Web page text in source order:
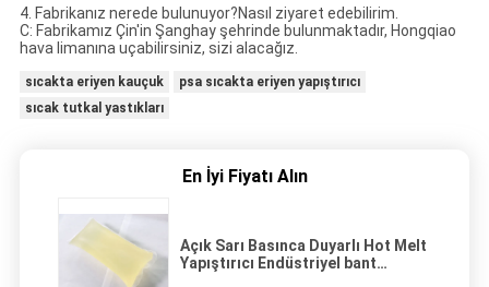
4. Fabrikanız nerede bulunuyor?Nasıl ziyaret edebilirim.
C: Fabrikamız Çin'in Şanghay şehrinde bulunmaktadır, Hongqiao
hava limanına uçabilirsiniz, sizi alacağız.
sıcakta eriyen kauçuk
psa sıcakta eriyen yapıştırıcı
sıcak tutkal yastıkları
En İyi Fiyatı Alın
Açık Sarı Basınca Duyarlı Hot Melt
Yapıştırıcı Endüstriyel bant